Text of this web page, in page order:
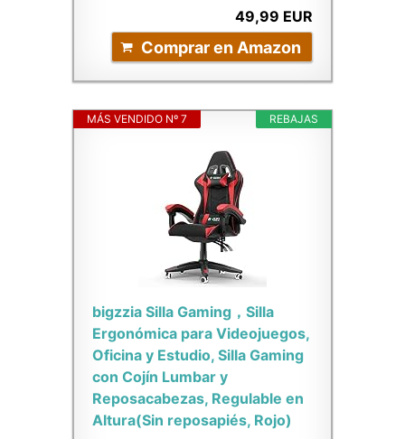
49,99 EUR
Comprar en Amazon
REBAJAS
MÁS VENDIDO Nº 7
bigzzia Silla Gaming，Silla
Ergonómica para Videojuegos,
Oficina y Estudio, Silla Gaming
con Cojín Lumbar y
Reposacabezas, Regulable en
Altura(Sin reposapiés, Rojo)